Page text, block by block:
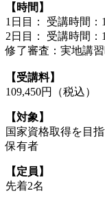
【時間】
1日目： 受講時間：
2日目： 受講時間：
修了審査：実地講
【受講料】
109,450円（税込）
【対象】
国家資格取得を目
保有者
【定員】
先着2名